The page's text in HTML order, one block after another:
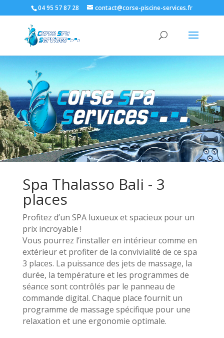
04 95 57 87 28 contact@corse-piscine-services.fr
Spa Thalasso Bali - 3
places
Profitez d’un SPA luxueux et spacieux pour un
prix incroyable !
Vous pourrez l’installer en intérieur comme en
extérieur et profiter de la convivialité de ce spa
3 places. La puissance des jets de massage, la
durée, la température et les programmes de
séance sont contrôlés par le panneau de
commande digital. Chaque place fournit un
programme de massage spécifique pour une
relaxation et une ergonomie optimale.